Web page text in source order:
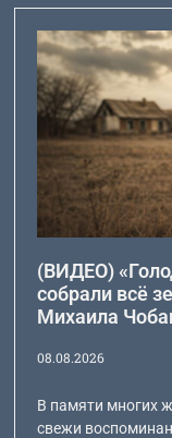
(ВИДЕО)
собрали всё
Михаила
08.08.2026
В памяти многих
свежи